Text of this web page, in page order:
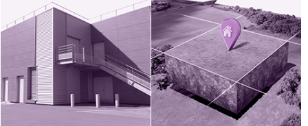
NEMOVITOSTÍ
SPONZORUJEME
NÁŠ ČASOPIS